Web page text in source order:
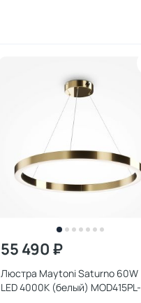
55 490 ₽
Люстра Maytoni Saturno 60W
LED 4000К (белый) MOD415PL-